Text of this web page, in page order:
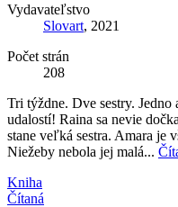
Vydavateľstvo
Slovart, 2021
Počet strán
208
Tri týždne. Dve sestry.
udalostí! Raina sa nevie
stane veľká sestra. Amara je
Niežeby nebola jej malá...
Kniha
Čítaná